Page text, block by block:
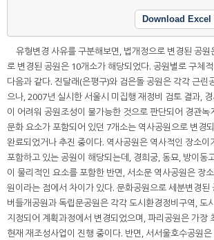
Download Excel
유형변경 사유를 구분해보면, 법개정으로 변경된 공
로 변경된 공원은 10개소가 해당되었다. 공원별로 구체
다음과 같다. 진달래(은평구)와 검은돌 공원은 각각 근린
으나, 2007년 실시한 서울시 미집행 재정비 검토 결과,
이 어려워 공원조성이 불가능한 것으로 판단되어 경관녹
문화 요소가 포함되어 있던 7개소는 역사공원으로 변경
완료되었거나 추진 중이다. 역사공원은 역사적인 장소이
포함하고 있는 공원이 해당되는데, 경희궁, 동묘, 방이동
이 물리적인 요소를 포함한 반면, 서소문 역사공원은 장
원이라는 점에서 차이가 있다. 문화공원으로 세분변경된
버들개공원과 독립문공원은 각각 도시환경정비구역, 도
지정되어 계획과정에서 변경되었으며, 파리공원은 가장
현재 재조성사업이 진행 중이다. 반면, 서서울호수공원